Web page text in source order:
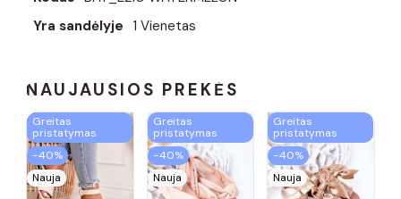
Yra sandėlyje 1 Vienetas
NAUJAUSIOS PREKĖS
Greitas
pristatymas
−40%
Nauja
Greitas
pristatymas
−40%
Nauja
Greitas
pristatymas
−40%
Nauja